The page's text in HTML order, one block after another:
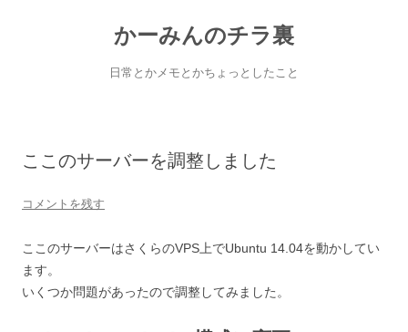
かーみんのチラ裏
日常とかメモとかちょっとしたこと
ここのサーバーを調整しました
コメントを残す
ここのサーバーはさくらのVPS上でUbuntu 14.04を動かしてい
ます。
いくつか問題があったので調整してみました。